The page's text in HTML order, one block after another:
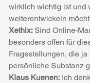
wirklich wichtig ist und
weiterentwickeln
Xethix: Sind Online-
besonders offen für
Fragestellungen, die ja
persönliche Substanz
Klaus Kuenen: Ich